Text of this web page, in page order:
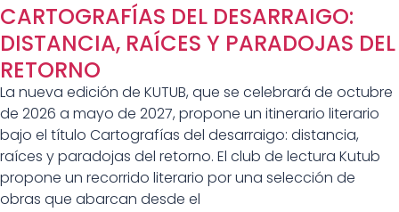
CARTOGRAFÍAS DEL DESARRAIGO:
DISTANCIA, RAÍCES Y PARADOJAS DEL
RETORNO
La nueva edición de KUTUB, que se celebrará de octubre
de 2026 a mayo de 2027, propone un itinerario literario
bajo el título Cartografías del desarraigo: distancia,
raíces y paradojas del retorno. El club de lectura Kutub
propone un recorrido literario por una selección de
obras que abarcan desde el